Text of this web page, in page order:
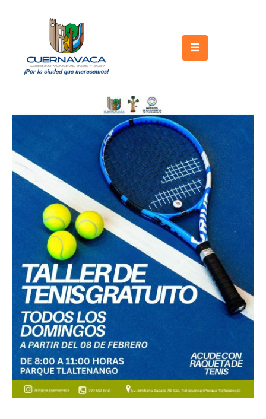
Gobierno
Trámites
y
Servicios
Licitaciones
Transparencia
Directorio
Citas